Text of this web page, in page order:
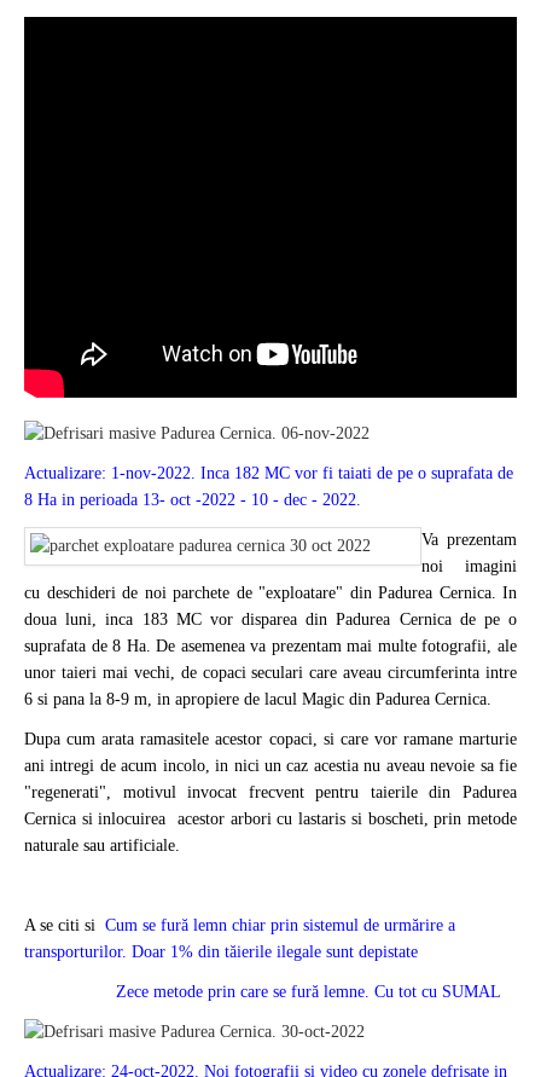
Actualizare: 1-nov-2022. Inca 182 MC vor fi taiati de pe o suprafata de
8 Ha in perioada 13- oct -2022 - 10 - dec - 2022.
Va prezentam
noi imagini
cu deschideri de noi parchete de "exploatare" din Padurea Cernica. In
doua luni, inca 183 MC vor disparea din Padurea Cernica de pe o
suprafata de 8 Ha. De asemenea va prezentam mai multe fotografii, ale
unor taieri mai vechi, de copaci seculari care aveau circumferinta intre
6 si pana la 8-9 m, in apropiere de lacul Magic din Padurea Cernica.
Dupa cum arata ramasitele acestor copaci, si care vor ramane marturie
ani intregi de acum incolo, in nici un caz acestia nu aveau nevoie sa fie
"regenerati", motivul invocat frecvent pentru taierile din Padurea
Cernica si inlocuirea acestor arbori cu lastaris si boscheti, prin metode
naturale sau artificiale.
A se citi si Cum se fură lemn chiar prin sistemul de urmărire a
transporturilor. Doar 1% din tăierile ilegale sunt depistate
Zece metode prin care se fură lemne. Cu tot cu SUMAL
Actualizare: 24-oct-2022. Noi fotografii si video cu zonele defrisate in